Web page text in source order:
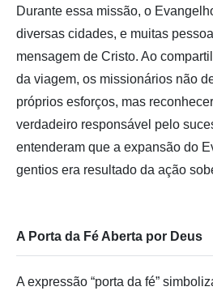
Durante essa missão, o
diversas cidades, e muitas
mensagem de Cristo. Ao
da viagem, os missionários não
próprios esforços, mas
verdadeiro responsável pelo
entenderam que a expansão do
gentios era resultado da ação
A Porta da Fé Aberta por Deus
A expressão “porta da fé”